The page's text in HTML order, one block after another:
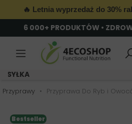
🔥 Letnia wyprzedaż do 30%
6 000+ PRODUKTÓW •
SZYBKA
Przyprawa Do Ryb i
Bestseller